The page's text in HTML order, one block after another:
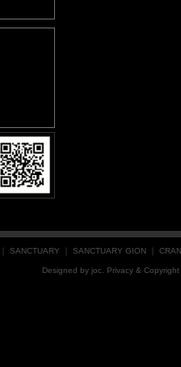
SANCTUARY SANCTUARY GION
Designed by joc . Privacy &